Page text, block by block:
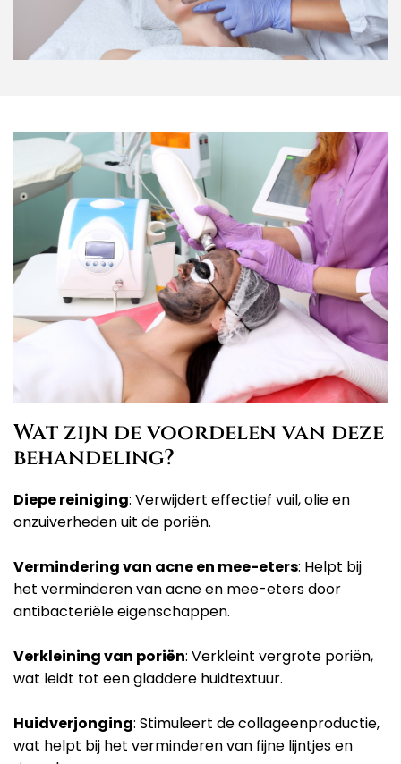
Wat zijn de voordelen van deze
behandeling?
Diepe reiniging: Verwijdert effectief vuil, olie en
onzuiverheden uit de poriën.
Vermindering van acne en mee-eters: Helpt bij
het verminderen van acne en mee-eters door
antibacteriële eigenschappen.
Verkleining van poriën: Verkleint vergrote poriën,
wat leidt tot een gladdere huidtextuur.
Huidverjonging: Stimuleert de collageenproductie,
wat helpt bij het verminderen van fijne lijntjes en